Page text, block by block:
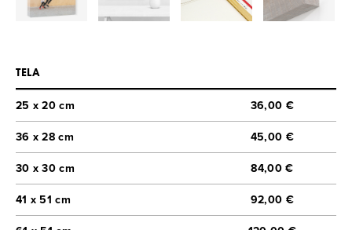
TELA
25 x 20 cm 36,00 €
36 x 28 cm 45,00 €
30 x 30 cm 84,00 €
41 x 51 cm 92,00 €